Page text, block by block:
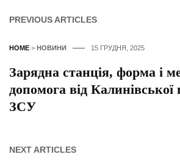
PREVIOUS ARTICLES
HOME > НОВИНИ 15 ГРУДНЯ, 2025
Зарядна станція, форма і
допомога від
ЗСУ
NEXT ARTICLES